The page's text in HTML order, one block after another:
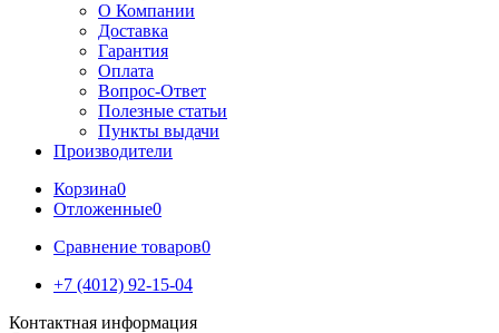
О Компании
Доставка
Гарантия
Оплата
Вопрос-Ответ
Полезные статьи
Пункты выдачи
Производители
Корзина0
Отложенные0
Сравнение товаров0
+7 (4012) 92-15-04
Контактная информация